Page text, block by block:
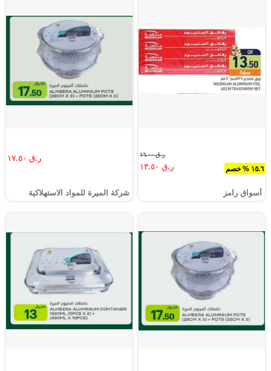
١٥.٦ % خصم
ر.ق ١٦.٠٠
ر.ق ١٣.٥٠
أسواق رامز
ر.ق ١٧.٥٠
شركة الميرة للمواد الاستهلاكية